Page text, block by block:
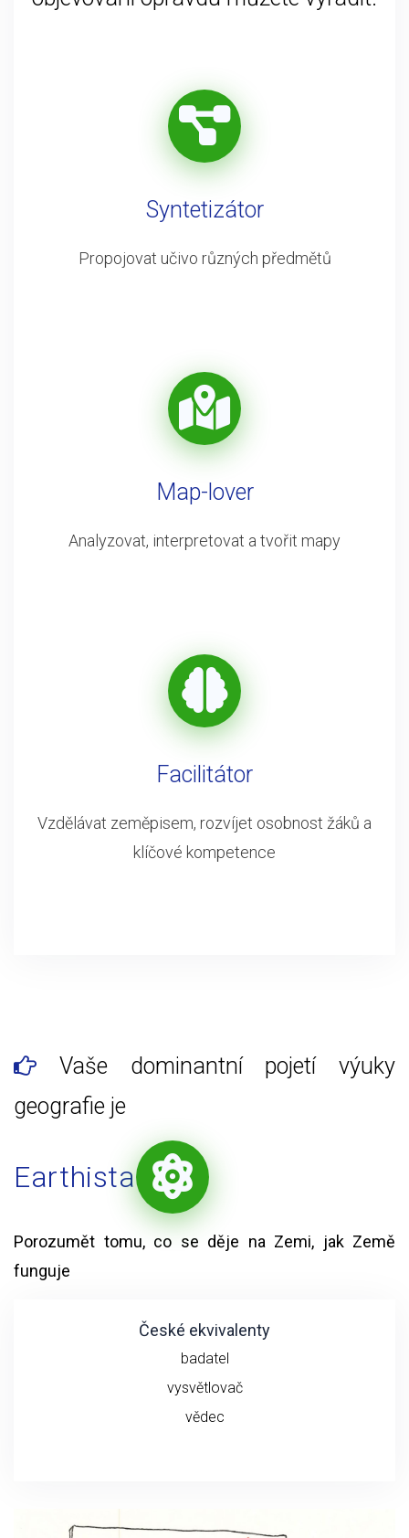
Syntetizátor
Propojovat učivo různých předmětů
Map-lover
Analyzovat, interpretovat a tvořit mapy
Facilitátor
Vzdělávat zeměpisem, rozvíjet osobnost žáků a
klíčové kompetence
Vaše dominantní pojetí výuky
geografie je
Earthista
Porozumět tomu, co se děje na Zemi, jak Země
funguje
České ekvivalenty
badatel
vysvětlovač
vědec